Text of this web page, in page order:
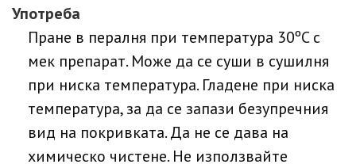
Употреба
Пране в пералня при температура 30ºC с
мек препарат. Може да се суши в сушилня
при ниска температура. Гладене при ниска
температура, за да се запази безупречния
вид на покривката. Да не се дава на
химическо чистене. Не използвайте